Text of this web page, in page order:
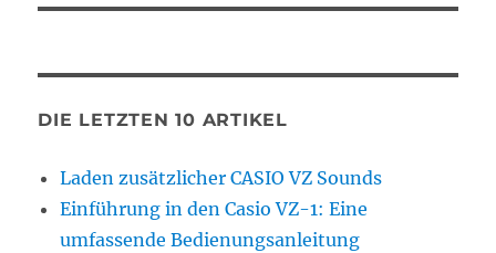
DIE LETZTEN 10 ARTIKEL
Laden zusätzlicher CASIO VZ Sounds
Einführung in den Casio VZ-1: Eine
umfassende Bedienungsanleitung